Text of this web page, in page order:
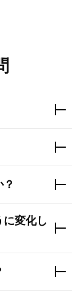
変化し